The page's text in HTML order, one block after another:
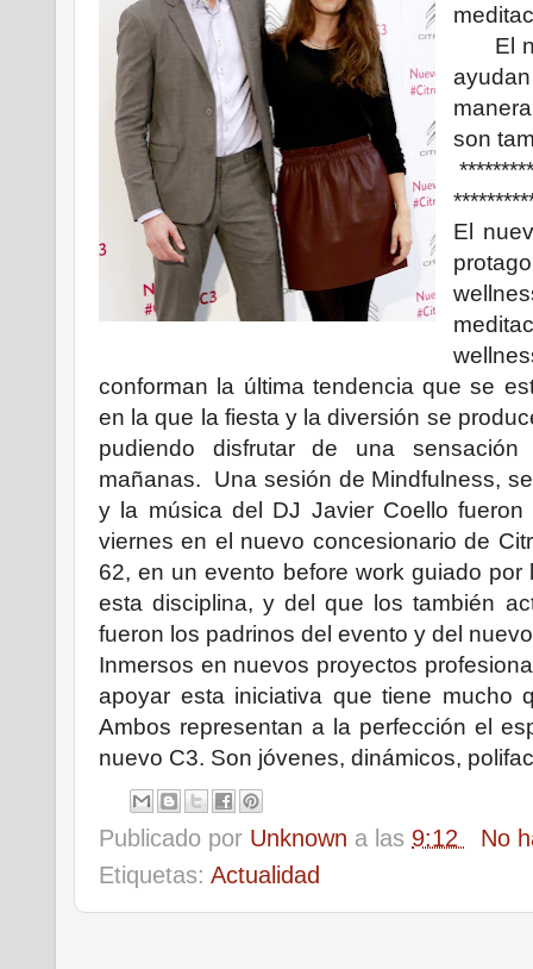
El
son
El
conforman la última tendencia que se
en la que la fiesta y la diversión se
pudiendo disfrutar de una
mañanas. Una sesión de Mindfulness,
y la música del DJ Javier Coello
viernes en el nuevo concesionario de
62, en un evento before work guiado
esta disciplina, y del que los también
fueron los padrinos del evento y del
Inmersos en nuevos proyectos
apoyar esta iniciativa que tiene mucho
Ambos representan a la perfección el
nuevo C3. Son jóvenes, dinámicos,
Publicado por Unknown a las 9:12
No
Etiquetas: Actualidad